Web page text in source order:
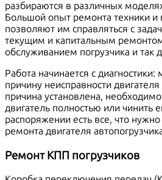
разбираются в различных
Большой опыт ремонта техники и
позволяют им справляться с
текущим и капитальным
обслуживанием погрузчика и так
Работа начинается с
причину неисправности двигателя
причина установлена,
двигатель полностью или чинить
распоряжении есть все, что
ремонта двигателя
Ремонт КПП погрузчиков